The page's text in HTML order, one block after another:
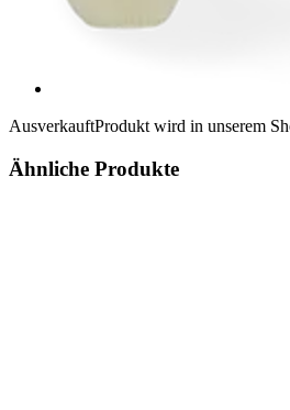
AusverkauftProdukt wird in unserem
Ähnliche Produkte